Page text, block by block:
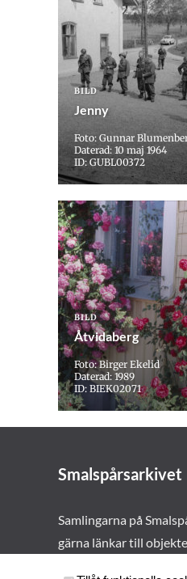
BILD
Jenny
Foto: Gunnar
Daterad: 10 maj 1964
ID: GUBL00372
BILD
Åtvidaberg
Foto: Birger Ekelid
Daterad: 1989
ID: BIEK02071
Smalspårsarkivet
Samlingarna på
gärna länkar till